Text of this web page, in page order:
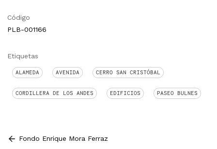
Código
PLB-001166
Etiquetas
ALAMEDA AVENIDA CERRO SAN CRISTÓBAL
CORDILLERA DE LOS ANDES EDIFICIOS PASEO BULNES
Fondo Enrique Mora Ferraz